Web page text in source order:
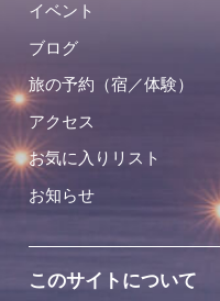
イベント
ブログ
旅の予約（宿／体験）
アクセス
お気に入りリスト
お知らせ
このサイトについて